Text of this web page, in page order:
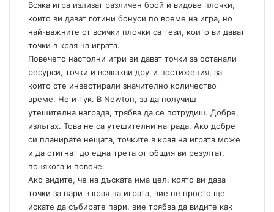
Всяка игра излизат различен брой и видове плочки,
които ви дават готини бонуси по време на игра, но
най-важните от всички плочки са тези, които ви дават
точки в края на играта.
Повечето настолни игри ви дават точки за останали
ресурси, точки и всякакви други постижения, за
които сте инвестирали значително количество
време. Не и тук. В Newton, за да получиш
утешителна награда, трябва да се потрудиш. Добре,
излъгах. Това не са утешителни награда. Ако добре
си планирате нещата, точките в края на играта може
и да стигнат до една трета от общия ви резултат,
понякога и повече.
Ако видите, че на дъската има цел, която ви дава
точки за пари в края на играта, вие не просто ще
искате да събирате пари, вие трябва да видите как